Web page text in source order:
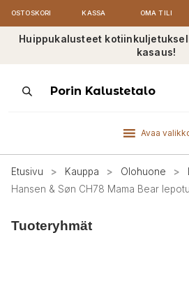
OSTOSKORI KASSA OMA TILI
Huippukalusteet
kasaus!
ProductsPorin Kalustetalo
Avaa
Etusivu > Kauppa > Olohuone >
Hansen & Søn CH78 Mama Bear
Tuoteryhmät